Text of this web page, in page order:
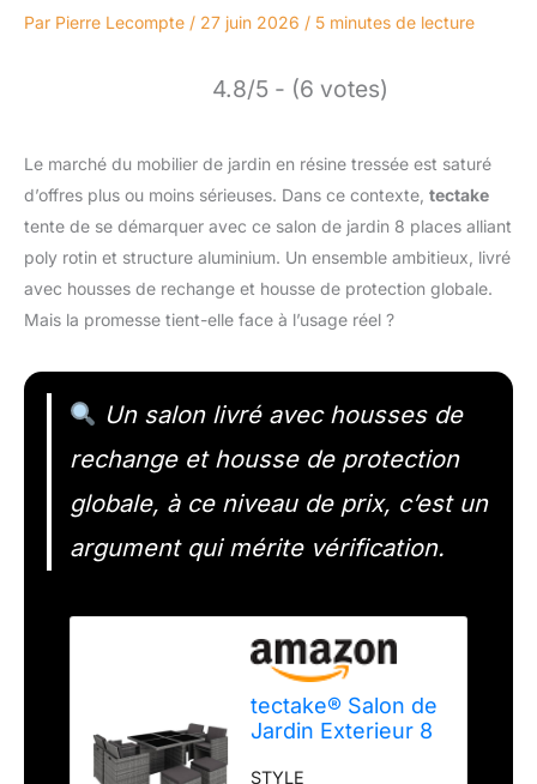
Par Pierre Lecompte / 27 juin 2026 / 5 minutes de lecture
4.8/5 - (6 votes)
Le marché du mobilier de jardin en résine tressée est saturé
d’offres plus ou moins sérieuses. Dans ce contexte, tectake
tente de se démarquer avec ce salon de jardin 8 places alliant
poly rotin et structure aluminium. Un ensemble ambitieux, livré
avec housses de rechange et housse de protection globale.
Mais la promesse tient-elle face à l’usage réel ?
Un salon livré avec housses de
rechange et housse de protection
globale, à ce niveau de prix, c’est un
argument qui mérite vérification.
tectake® Salon de
Jardin Exterieur 8
STYLE